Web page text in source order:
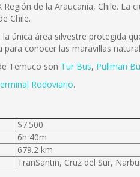
de la Araucanía, Chile.
Chile.
única área silvestre protegida
conocer las maravillas
Temuco son Tur Bus, Pullman
Rodoviario.
$7.500
6h 40m
679.2 km
TranSantin, Cruz del Sur,